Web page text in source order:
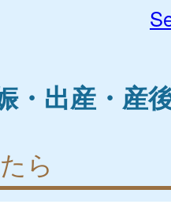
・出産・産
ら